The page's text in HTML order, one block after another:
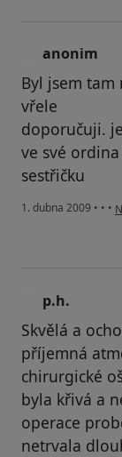
anonim
Byl jsem
vřele
doporučuji.
ve své
sestřičku
1. dubna 2009 • • •
p.h.
Skvělá a
příjemná
chirurgické
byla křivá a
operace
netrvala